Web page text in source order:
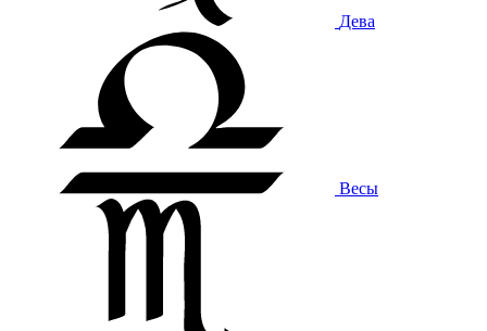
Дева
Весы